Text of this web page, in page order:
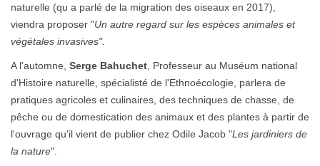
naturelle (qu a parlé de la migration des oiseaux en 2017),
viendra proposer "Un autre regard sur les espèces animales et
végétales invasives".
A l'automne, Serge Bahuchet , Professeur au Muséum national
d'Histoire naturelle, spécialisté de l'Ethnoécologie, parlera de
pratiques agricoles et culinaires, des techniques de chasse, de
pêche ou de domestication des animaux et des plantes à partir de
l'ouvrage qu'il vient de publier chez Odile Jacob "Les jardiniers de
la nature".